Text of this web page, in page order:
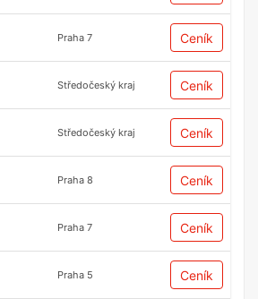
Praha 7 Ceník
Středočeský kraj Ceník
Středočeský kraj Ceník
Praha 8 Ceník
Praha 7 Ceník
Praha 5 Ceník